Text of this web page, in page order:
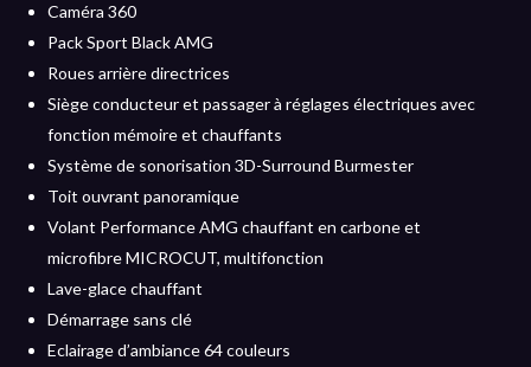
Caméra 360
Pack Sport Black AMG
Roues arrière directrices
Siège conducteur et passager à réglages électriques avec
fonction mémoire et chauffants
Système de sonorisation 3D-Surround Burmester
Toit ouvrant panoramique
Volant Performance AMG chauffant en carbone et
microfibre MICROCUT, multifonction
Lave-glace chauffant
Démarrage sans clé
Eclairage d’ambiance 64 couleurs